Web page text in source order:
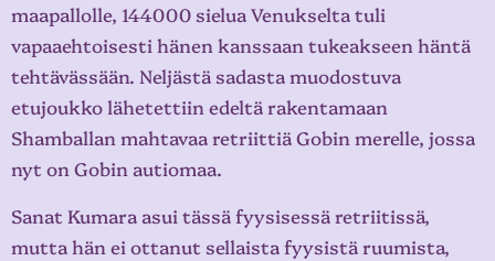
maapallolle, 144000 sielua Venukselta tuli
vapaaehtoisesti hänen kanssaan tukeakseen häntä
tehtävässään. Neljästä sadasta muodostuva
etujoukko lähetettiin edeltä rakentamaan
Shamballan mahtavaa retriittiä Gobin merelle, jossa
nyt on Gobin autiomaa.
Sanat Kumara asui tässä fyysisessä retriitissä,
mutta hän ei ottanut sellaista fyysistä ruumista,